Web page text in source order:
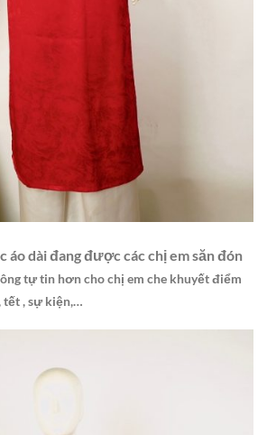
áo dài đang được các chị em săn đón
tự tin hơn cho chị em che khuyết điểm
tết , sự kiện,…